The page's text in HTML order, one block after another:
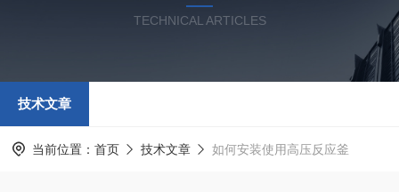
TECHNICAL ARTICLES
技术文章
当前位置： 首页 技术文章 如何安装使用高压反应釜